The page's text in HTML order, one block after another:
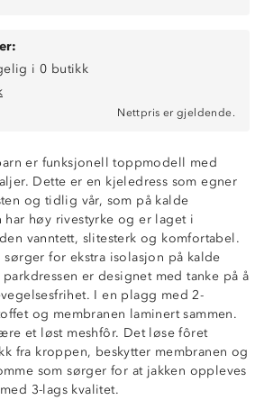
i 0 butikk
Nettpris er gjeldende.
er funksjonell toppmodell med
Dette er en kjeledress som egner
og tidlig vår, som på kalde
har høy rivestyrke og er laget i
vanntett, slitesterk og komfortabel.
for ekstra isolasjon på kalde
er designet med tanke på å
I en plagg med 2-
og membranen laminert sammen.
et løst meshfôr. Det løse fôret
fra kroppen, beskytter membranen og
som sørger for at jakken oppleves
3-lags kvalitet.
mm hovedstoff
8000 g/m2/ 24t
glidelås
i livet
glidelås
15 000 mm vannsøyle, 12 000